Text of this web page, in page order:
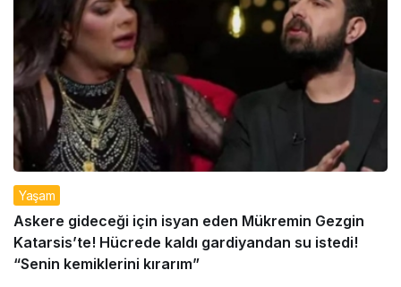
Yaşam
Askere gideceği için isyan eden Mükremin Gezgin
Katarsis’te! Hücrede kaldı gardiyandan su istedi!
“Senin kemiklerini kırarım”